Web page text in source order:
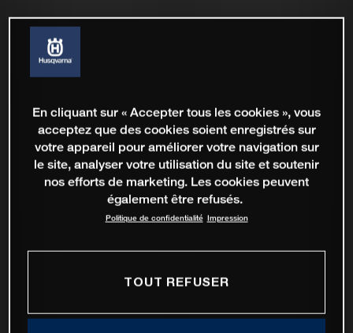
En cliquant sur « Accepter tous les cookies », vous
acceptez que des cookies soient enregistrés sur
votre appareil pour améliorer votre navigation sur
le site, analyser votre utilisation du site et soutenir
nos efforts de marketing. Les cookies peuvent
également être refusés.
Politique de confidentialité Impression
TOUT REFUSER